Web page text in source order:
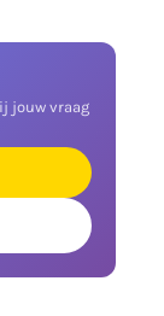
jouw vraag